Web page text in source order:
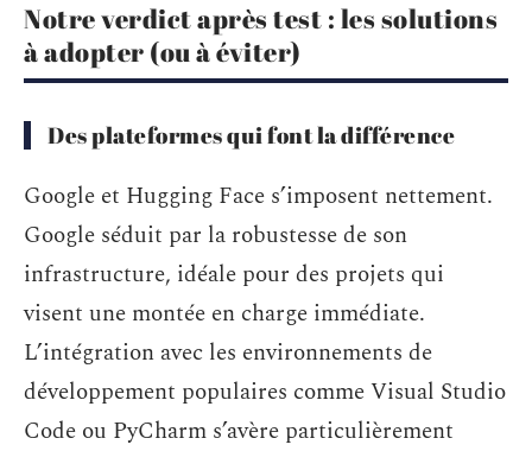
Notre verdict après test : les solutions
à adopter (ou à éviter)
Des plateformes qui font la différence
Google et Hugging Face s’imposent nettement.
Google séduit par la robustesse de son
infrastructure, idéale pour des projets qui
visent une montée en charge immédiate.
L’intégration avec les environnements de
développement populaires comme Visual Studio
Code ou PyCharm s’avère particulièrement